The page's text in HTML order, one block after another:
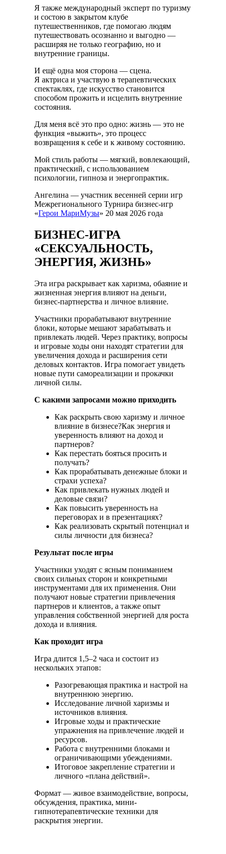
Я также международный эксперт по туризму
и состою в закрытом клубе
путешественников, где помогаю людям
путешествовать осознанно и выгодно —
расширяя не только географию, но и
внутренние границы.
И ещё одна моя сторона — сцена.
Я актриса и участвую в терапевтических
спектаклях, где искусство становится
способом прожить и исцелить внутренние
состояния.
Для меня всё это про одно: жизнь — это не
функция «выжить», это процесс
возвращения к себе и к живому состоянию.
Мой стиль работы — мягкий, вовлекающий,
практический, с использованием
психологии, гипноза и энергопрактик.
Ангелина — участник весенней серии игр
Межрегионального Турнира бизнес-игр
«Герои МариМузы» 20 мая 2026 года
БИЗНЕС-ИГРА
«СЕКСУАЛЬНОСТЬ,
ЭНЕРГИЯ, ЖИЗНЬ»
Эта игра раскрывает как харизма, обаяние и
жизненная энергия влияют на деньги,
бизнес-партнерства и личное влияние.
Участники прорабатывают внутренние
блоки, которые мешают зарабатывать и
привлекать людей. Через практику, вопросы
и игровые ходы они находят стратегии для
увеличения дохода и расширения сети
деловых контактов. Игра помогает увидеть
новые пути самореализации и прокачки
личной силы.
С какими запросами можно приходить
Как раскрыть свою харизму и личное
влияние в бизнесе?Как энергия и
уверенность влияют на доход и
партнеров?
Как перестать бояться просить и
получать?
Как прорабатывать денежные блоки и
страхи успеха?
Как привлекать нужных людей и
деловые связи?
Как повысить уверенность на
переговорах и в презентациях?
Как реализовать скрытый потенциал и
силы личности для бизнеса?
Результат после игры
Участники уходят с ясным пониманием
своих сильных сторон и конкретными
инструментами для их применения. Они
получают новые стратегии привлечения
партнеров и клиентов, а также опыт
управления собственной энергией для роста
дохода и влияния.
Как проходит игра
Игра длится 1,5–2 часа и состоит из
нескольких этапов:
Разогревающая практика и настрой на
внутреннюю энергию.
Исследование личной харизмы и
источников влияния.
Игровые ходы и практические
упражнения на привлечение людей и
ресурсов.
Работа с внутренними блоками и
ограничивающими убеждениями.
Итоговое закрепление стратегии и
личного «плана действий».
Формат — живое взаимодействие, вопросы,
обсуждения, практика, мини-
гипнотерапевтические техники для
раскрытия энергии.